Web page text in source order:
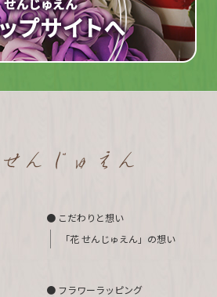
● こだわりと想い
「花 せんじゅえん」の想い
● フラワーラッピング